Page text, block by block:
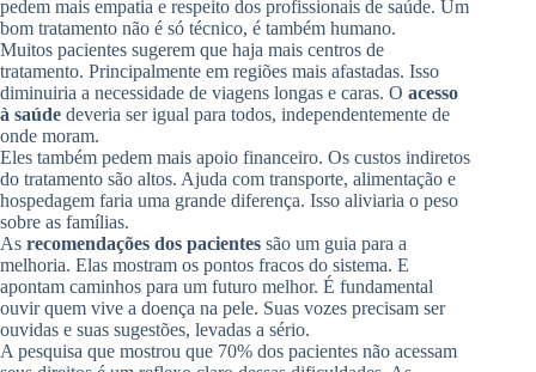
pedem mais empatia e respeito dos profissionais de saúde. Um
bom tratamento não é só técnico, é também humano.
Muitos pacientes sugerem que haja mais centros de
tratamento. Principalmente em regiões mais afastadas. Isso
diminuiria a necessidade de viagens longas e caras. O acesso
à saúde deveria ser igual para todos, independentemente de
onde moram.
Eles também pedem mais apoio financeiro. Os custos indiretos
do tratamento são altos. Ajuda com transporte, alimentação e
hospedagem faria uma grande diferença. Isso aliviaria o peso
sobre as famílias.
As recomendações dos pacientes são um guia para a
melhoria. Elas mostram os pontos fracos do sistema. E
apontam caminhos para um futuro melhor. É fundamental
ouvir quem vive a doença na pele. Suas vozes precisam ser
ouvidas e suas sugestões, levadas a sério.
A pesquisa que mostrou que 70% dos pacientes não acessam